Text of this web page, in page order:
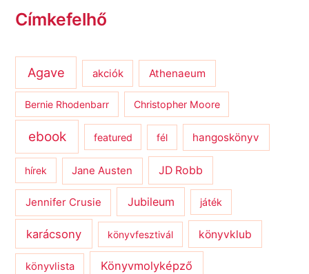
Címkefelhő
Agave akciók Athenaeum
Bernie Rhodenbarr Christopher Moore
ebook featured fél hangoskönyv
hírek Jane Austen JD Robb
Jennifer Crusie Jubileum játék
karácsony könyvfesztivál könyvklub
könyvlista Könyvmolyképző